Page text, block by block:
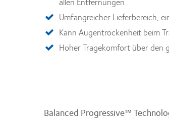
Umfangreicher Lieferbereich,
Kann Augentrockenheit beim
Hoher Tragekomfort über den
Balanced Progressive™